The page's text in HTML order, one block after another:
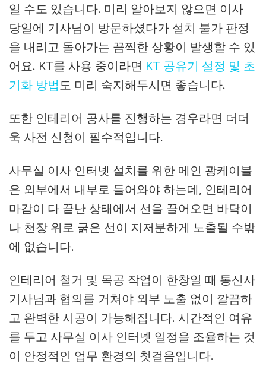
일 수도 있습니다. 미리 알아보지 않으면 이사
당일에 기사님이 방문하셨다가 설치 불가 판정
을 내리고 돌아가는 끔찍한 상황이 발생할 수 있
어요. KT를 사용 중이라면 KT 공유기 설정 및 초
기화 방법도 미리 숙지해두시면 좋습니다.
또한 인테리어 공사를 진행하는 경우라면 더더
욱 사전 신청이 필수적입니다.
사무실 이사 인터넷 설치를 위한 메인 광케이블
은 외부에서 내부로 들어와야 하는데, 인테리어
마감이 다 끝난 상태에서 선을 끌어오면 바닥이
나 천장 위로 굵은 선이 지저분하게 노출될 수밖
에 없습니다.
인테리어 철거 및 목공 작업이 한창일 때 통신사
기사님과 협의를 거쳐야 외부 노출 없이 깔끔하
고 완벽한 시공이 가능해집니다. 시간적인 여유
를 두고 사무실 이사 인터넷 일정을 조율하는 것
이 안정적인 업무 환경의 첫걸음입니다.